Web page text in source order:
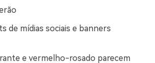
de mídias sociais e banners
e vermelho-rosado parecem